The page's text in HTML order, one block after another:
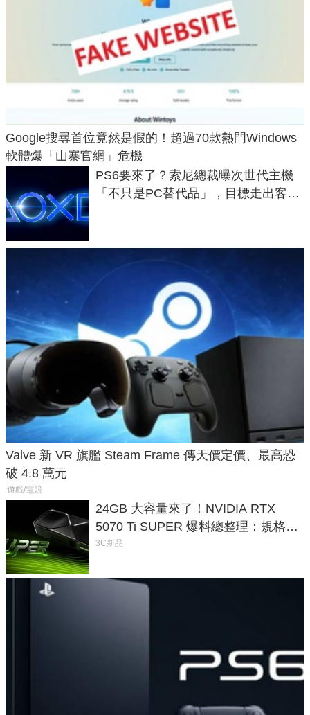
Google搜尋首位竟然是假的！超過70款熱門Windows
軟體爆「山寨官網」危機
PS6要來了？索尼總裁曝次世代主機
「不只是PC替代品」，目標走出客
Valve 新 VR 旗艦 Steam Frame 傳天價定價、最高恐
破 4.8 萬元
遊戲/電競
24GB 大容量來了！NVIDIA RTX
5070 Ti SUPER 爆料總整理：規格、
功耗、上市時間
3C新品